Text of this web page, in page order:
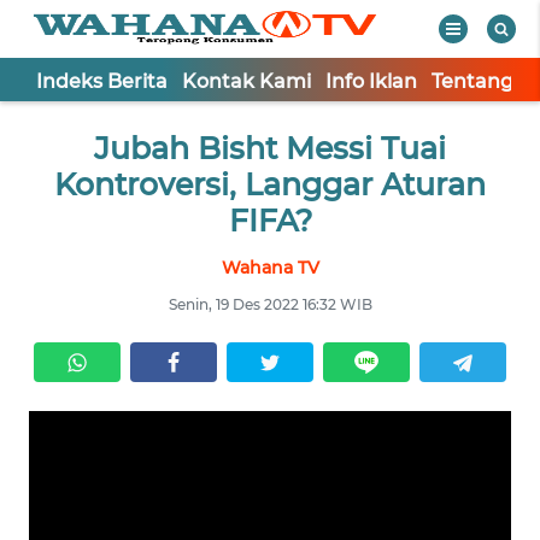
Indeks Berita Kontak Kami Info Iklan Tentang
Jubah Bisht Messi Tuai
Kontroversi, Langgar Aturan
FIFA?
Wahana TV
Senin, 19 Des 2022 16:32 WIB
KONTAK
KAMI